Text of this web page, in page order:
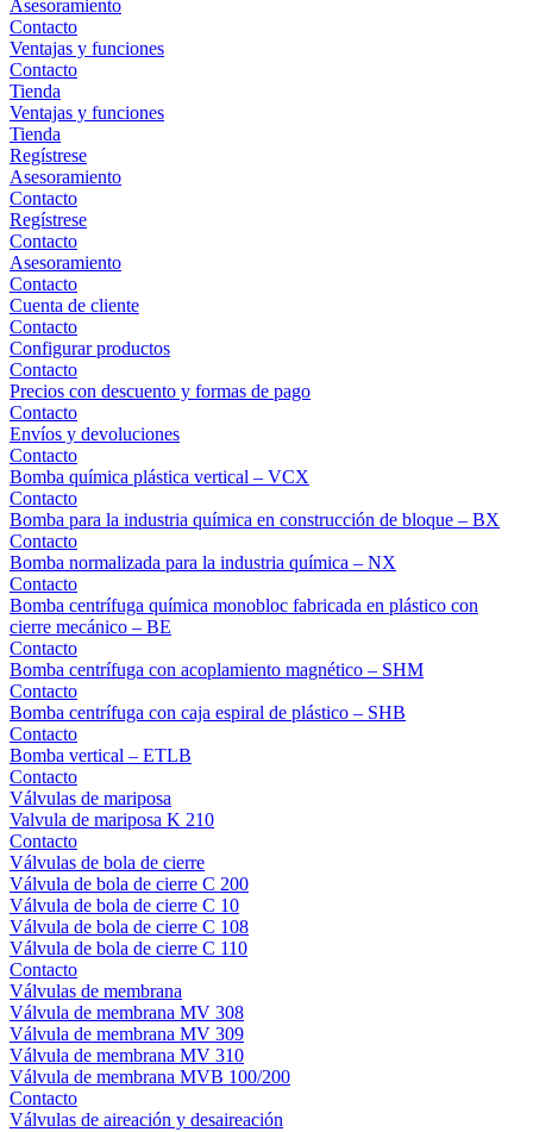
Asesoramiento
Contacto
Ventajas y funciones
Contacto
Tienda
Ventajas y funciones
Tienda
Regístrese
Asesoramiento
Contacto
Regístrese
Contacto
Asesoramiento
Contacto
Cuenta de cliente
Contacto
Configurar productos
Contacto
Precios con descuento y formas de pago
Contacto
Envíos y devoluciones
Contacto
Bomba química plástica vertical – VCX
Contacto
Bomba para la industria química en construcción de bloque – BX
Contacto
Bomba normalizada para la industria química – NX
Contacto
Bomba centrífuga química monobloc fabricada en plástico con
cierre mecánico – BE
Contacto
Bomba centrífuga con acoplamiento magnético – SHM
Contacto
Bomba centrífuga con caja espiral de plástico – SHB
Contacto
Bomba vertical – ETLB
Contacto
Válvulas de mariposa
Valvula de mariposa K 210
Contacto
Válvulas de bola de cierre
Válvula de bola de cierre C 200
Válvula de bola de cierre C 10
Válvula de bola de cierre C 108
Válvula de bola de cierre C 110
Contacto
Válvulas de membrana
Válvula de membrana MV 308
Válvula de membrana MV 309
Válvula de membrana MV 310
Válvula de membrana MVB 100/200
Contacto
Válvulas de aireación y desaireación